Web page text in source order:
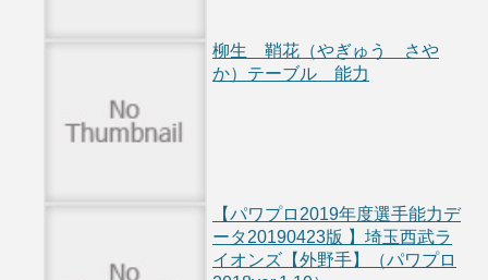
柳生 鞘花（やぎゅう さや
か）テーブル 能力
【パワプロ2019年度選手能力デ
ータ20190423版 】埼玉西武ラ
イオンズ【外野手】（パワプロ